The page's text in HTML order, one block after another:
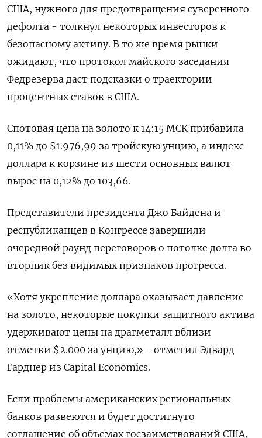
США, нужного для предотвращения суверенного
дефолта - толкнул некоторых инвесторов к
безопасному активу. В то же время рынки
ожидают, что протокол майского заседания
Федрезерва даст подсказки о траектории
процентных ставок в США.
Спотовая цена на золото к 14:15 МСК прибавила
0,11% до $1.976,99​ за тройскую унцию, а индекс
доллара к корзине из шести основных валют
вырос на 0,12% до 103,66​.
Представители президента Джо Байдена и
республиканцев в Конгрессе завершили
очередной раунд переговоров о потолке долга во
вторник без видимых признаков прогресса.
«Хотя укрепление доллара оказывает давление
на золото, некоторые покупки защитного актива
удерживают цены на драгметалл вблизи
отметки $2.000 за унцию,» - отметил Эдвард
Гарднер из Capital Economics.
Если проблемы американских региональных
банков развеются и будет достигнуто
соглашение об объемах госзаимствований США,